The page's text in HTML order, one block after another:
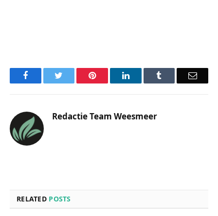
Facebook Pinterest LinkedIn Email
Redactie Team Weesmeer
RELATED POSTS